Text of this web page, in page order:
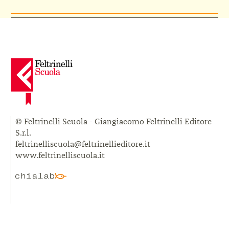
© Feltrinelli Scuola - Giangiacomo Feltrinelli Editore
S.r.l.
feltrinelliscuola@feltrinellieditore.it
www.feltrinelliscuola.it